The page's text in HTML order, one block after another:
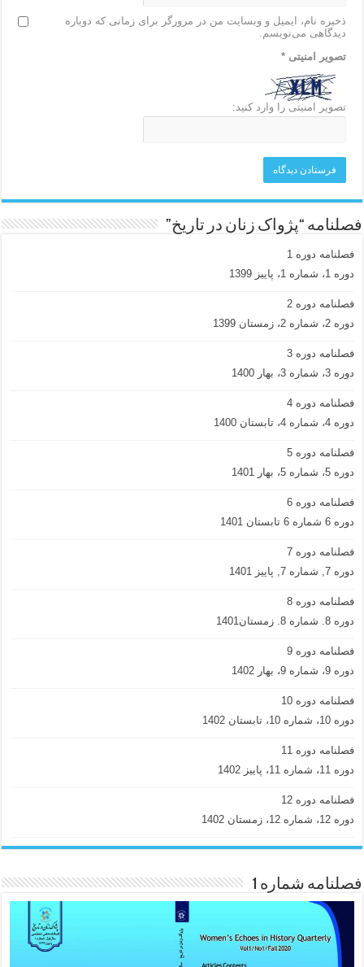
ذخیره نام، ایمیل و وبسایت من در مرورگر برای زمانی که دوباره
دیدگاهی می‌نویسم.
تصویر امنیتی*
تصویر امنیتی را وارد کنید:
فصلنامه “پژواک زنان در تاریخ”
فصلنامه دوره 1
دوره 1، شماره 1، پاییز 1399
فصلنامه دوره 2
دوره 2، شماره 2، زمستان 1399
فصلنامه دوره 3
دوره 3، شماره 3، بهار 1400
فصلنامه دوره 4
دوره 4، شماره 4، تابستان 1400
فصلنامه دوره 5
دوره 5، شماره 5، بهار 1401
فصلنامه دوره 6
دوره 6 شماره 6 تابستان 1401
فصلنامه دوره 7
دوره 7, شماره 7, پاییز 1401
فصلنامه دوره 8
دوره 8. شماره 8. زمستان1401
فصلنامه دوره 9
دوره 9، شماره 9، بهار 1402
فصلنامه دوره 10
دوره 10، شماره 10، تابستان 1402
فصلنامه دوره 11
دوره 11، شماره 11، پاییز 1402
فصلنامه دوره 12
دوره 12، شماره 12، زمستان 1402
فصلنامه شماره 1